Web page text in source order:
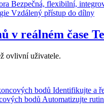
Bezpečná, flexibilní,
Vzdálený přístup do dílny
v reálném čase
ovlivní uživatele.
bodů Identifikujte a
bodů Automatizujte